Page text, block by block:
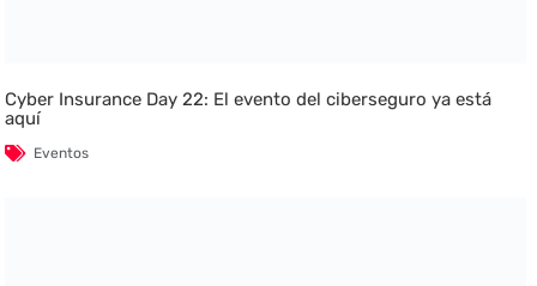
Cyber Insurance Day 22: El evento del ciberseguro ya está
aquí
Eventos